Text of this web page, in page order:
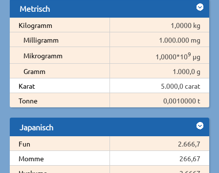
Metrisch
Kilogramm
1,0000 kg
Milligramm
1.000.000 mg
Mikrogramm
1,0000*109 µg
Gramm
1.000,0 g
Karat
5.000,0 carat
Tonne
0,0010000 t
Japanisch
Fun
2.666,7
Momme
266,67